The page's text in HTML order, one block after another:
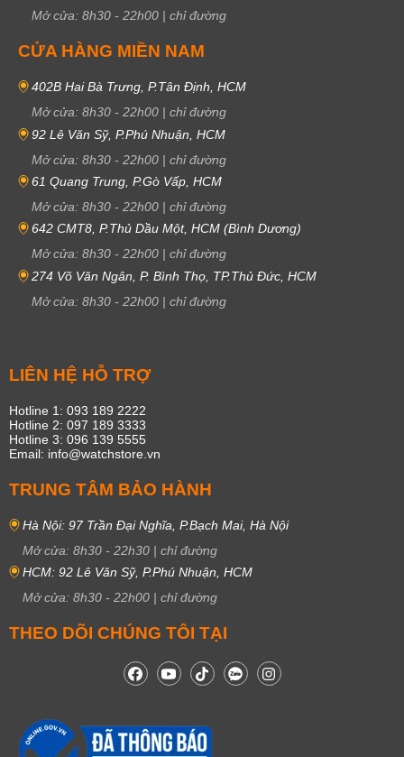
Mở cửa: 8h30 - 22h00 | chỉ đường
CỬA HÀNG MIỀN NAM
402B Hai Bà Trưng, P.Tân Định, HCM
Mở cửa: 8h30 - 22h00 | chỉ đường
92 Lê Văn Sỹ, P.Phú Nhuận, HCM
Mở cửa: 8h30 - 22h00 | chỉ đường
61 Quang Trung, P.Gò Vấp, HCM
Mở cửa: 8h30 - 22h00 | chỉ đường
642 CMT8, P.Thủ Dầu Một, HCM (Bình Dương)
Mở cửa: 8h30 - 22h00 | chỉ đường
274 Võ Văn Ngân, P. Bình Thọ, TP.Thủ Đức, HCM
Mở cửa: 8h30 - 22h00 | chỉ đường
LIÊN HỆ HỖ TRỢ
Hotline 1: 093 189 2222
Hotline 2: 097 189 3333
Hotline 3: 096 139 5555
Email: info@watchstore.vn
TRUNG TÂM BẢO HÀNH
Hà Nội: 97 Trần Đại Nghĩa, P.Bạch Mai, Hà Nội
Mở cửa: 8h30 - 22h30 | chỉ đường
HCM: 92 Lê Văn Sỹ, P.Phú Nhuận, HCM
Mở cửa: 8h30 - 22h00 | chỉ đường
THEO DÕI CHÚNG TÔI TẠI